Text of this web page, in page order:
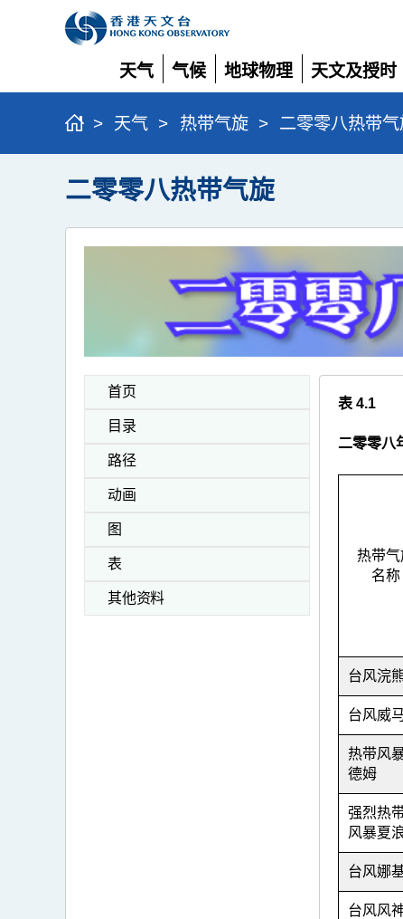
天气
展
开
气候
展
开
地球物理
展
开
天文及授时
展
开
> 天气 > 热带气旋 > 二零零八热带气
二零零八热带气旋
首页
目录
路径
动画
图
表
其他资料
表 4.1
二零零八
热带气
名称
台风浣
台风威
热带风
德姆
强烈热
风暴夏
台风娜
台风风